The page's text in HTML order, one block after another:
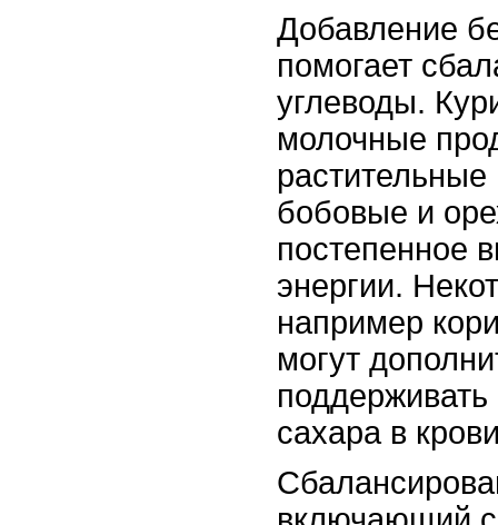
Добавление
помогает
углеводы.
молочные
растительные
бобовые и
постепенное
энергии.
например
могут
сахара в